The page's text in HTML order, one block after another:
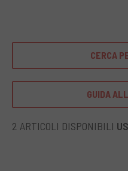
dell'immagine assicura
Offre una buona gamma di
e preciso con 11 punti AF.
La Pentax K-50 è ideale per
propria fotografia al livello
adatta per fotografia outdoor
CERCA
GUIDA
2 ARTICOLI DISPONIBILI